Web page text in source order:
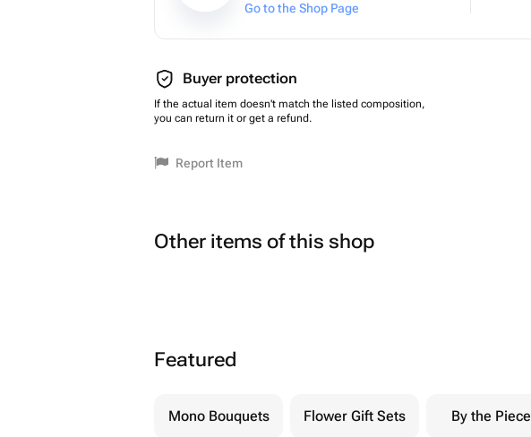
Go to the Shop Page
Buyer protection
If the actual item doesn't match the listed composition,
you can return it or get a refund.
Report Item
Other items of this shop
Featured
Mono Bouquets Flower Gift Sets By the Piece